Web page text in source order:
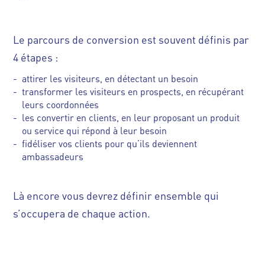
Le parcours de conversion est souvent définis par
4 étapes :
attirer les visiteurs, en détectant un besoin
transformer les visiteurs en prospects, en récupérant
leurs coordonnées
les convertir en clients, en leur proposant un produit
ou service qui répond à leur besoin
fidéliser vos clients pour qu’ils deviennent
ambassadeurs
Là encore vous devrez définir ensemble qui
s’occupera de chaque action.